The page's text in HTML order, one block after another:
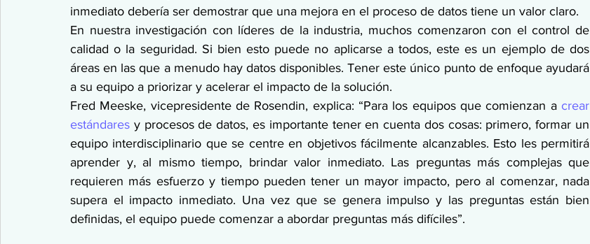
inmediato debería ser demostrar que una mejora en el proceso de datos tiene un valor claro.
En nuestra investigación con líderes de la industria, muchos comenzaron con el control de
calidad o la seguridad. Si bien esto puede no aplicarse a todos, este es un ejemplo de dos
áreas en las que a menudo hay datos disponibles. Tener este único punto de enfoque ayudará
a su equipo a priorizar y acelerar el impacto de la solución.
Fred Meeske, vicepresidente de Rosendin, explica: “Para los equipos que comienzan a crear
estándares y procesos de datos, es importante tener en cuenta dos cosas: primero, formar un
equipo interdisciplinario que se centre en objetivos fácilmente alcanzables. Esto les permitirá
aprender y, al mismo tiempo, brindar valor inmediato. Las preguntas más complejas que
requieren más esfuerzo y tiempo pueden tener un mayor impacto, pero al comenzar, nada
supera el impacto inmediato. Una vez que se genera impulso y las preguntas están bien
definidas, el equipo puede comenzar a abordar preguntas más difíciles”.